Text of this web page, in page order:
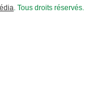
. Tous droits réservés.